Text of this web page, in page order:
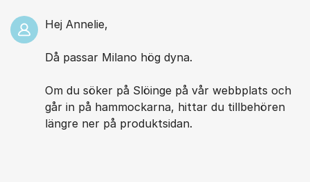
Hej Annelie,
Då passar Milano hög dyna.
Om du söker på Slöinge på vår webbplats och
går in på hammockarna, hittar du tillbehören
längre ner på produktsidan.